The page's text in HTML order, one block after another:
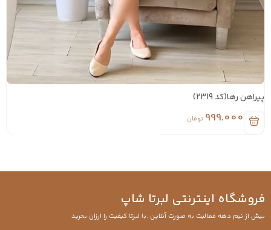
رها(کد 2319)
999.000 تومان
اینترنتی لبرتا شاپ
از نیم دهه فعالیت به صورت آنلاین .با لبرتا کیفیت را ارزان بخرید